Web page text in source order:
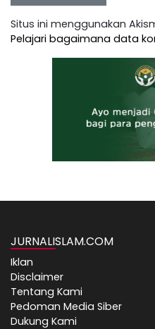
Situs ini menggunakan
Pelajari bagaimana data
JURNALISLAM.COM
Iklan
Disclaimer
Tentang Kami
Pedoman Media Siber
Dukung Kami